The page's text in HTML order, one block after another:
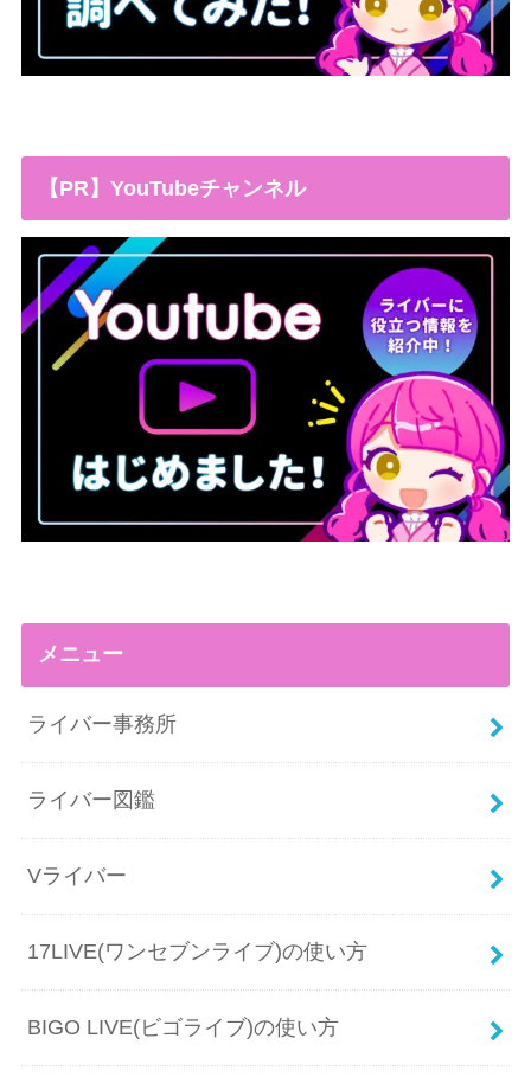
【PR】YouTubeチャンネル
メニュー
ライバー事務所
ライバー図鑑
Vライバー
17LIVE(ワンセブンライブ)の使い方
BIGO LIVE(ビゴライブ)の使い方